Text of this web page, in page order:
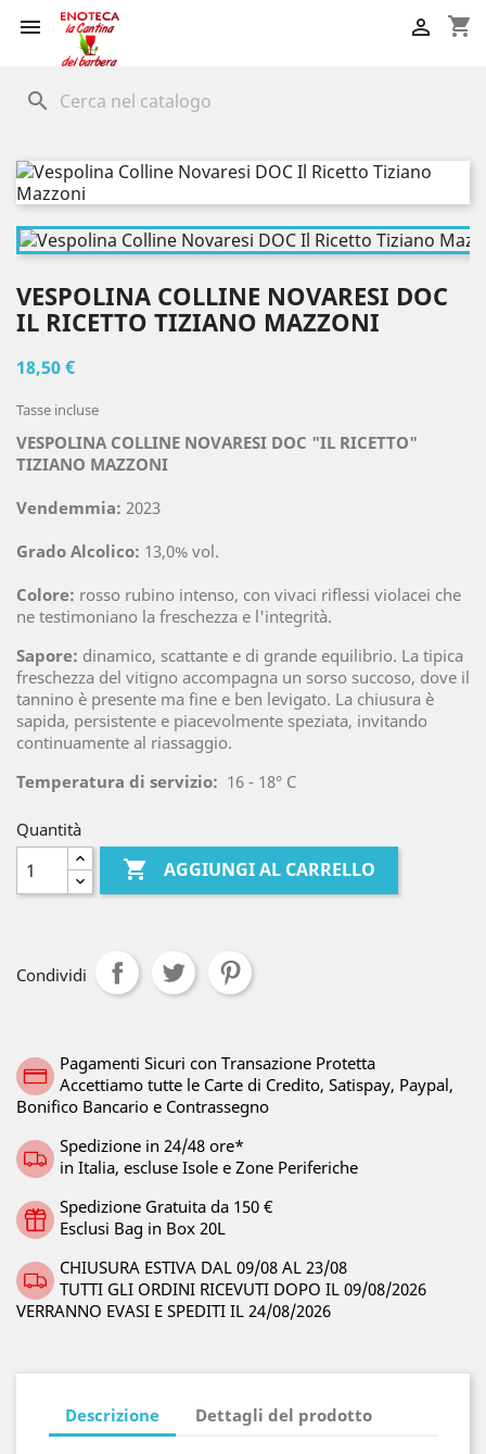
 shopping_cart

search
VESPOLINA COLLINE NOVARESI DOC
IL RICETTO TIZIANO MAZZONI
18,50 €
Tasse incluse
VESPOLINA COLLINE NOVARESI DOC "IL RICETTO"
TIZIANO MAZZONI
Vendemmia: 2023
Grado Alcolico: 13,0% vol.
Colore: rosso rubino intenso, con vivaci riflessi violacei che
ne testimoniano la freschezza e l'integrità.
Sapore: dinamico, scattante e di grande equilibrio. La tipica
freschezza del vitigno accompagna un sorso succoso, dove il
tannino è presente ma fine e ben levigato. La chiusura è
sapida, persistente e piacevolmente speziata, invitando
continuamente al riassaggio.
Temperatura di servizio: 16 - 18° C
Quantità
 AGGIUNGI AL CARRELLO
Condividi
Pagamenti Sicuri con Transazione Protetta
Accettiamo tutte le Carte di Credito, Satispay, Paypal,
Bonifico Bancario e Contrassegno
Spedizione in 24/48 ore*
in Italia, escluse Isole e Zone Periferiche
Spedizione Gratuita da 150 €
Esclusi Bag in Box 20L
CHIUSURA ESTIVA DAL 09/08 AL 23/08
TUTTI GLI ORDINI RICEVUTI DOPO IL 09/08/2026
VERRANNO EVASI E SPEDITI IL 24/08/2026
Descrizione Dettagli del prodotto